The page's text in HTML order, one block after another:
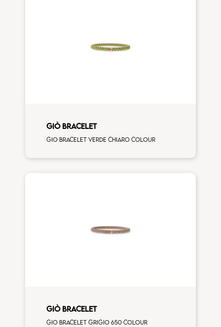
GIÒ BRACELET
Gio bracelet verde chiaro colour
GIÒ BRACELET
Gio bracelet grigio 650 colour